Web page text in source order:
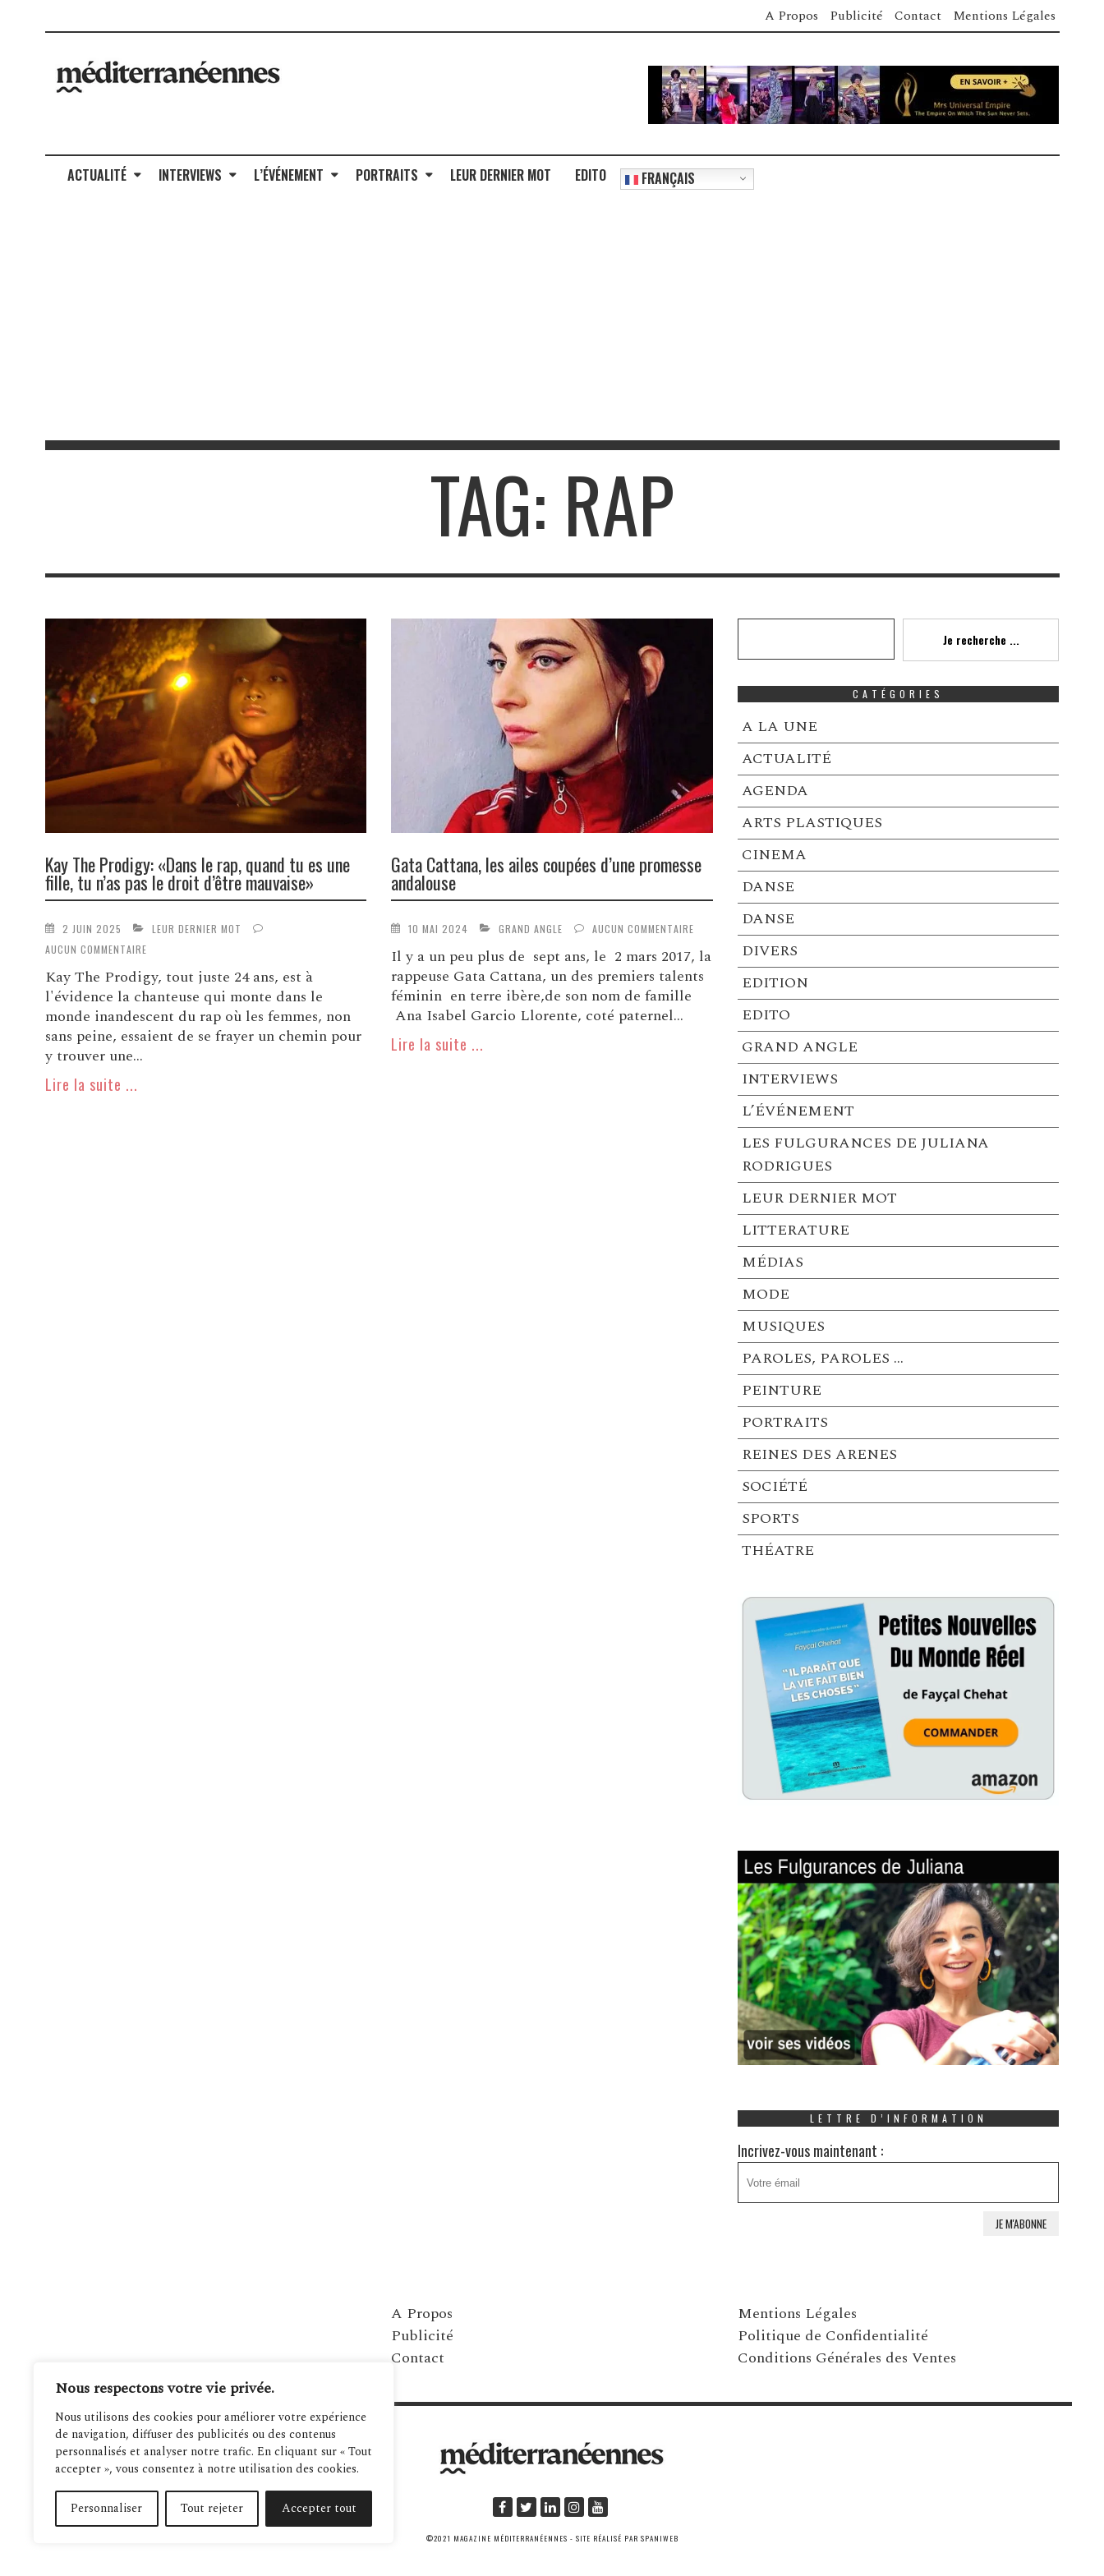
Nous respectons votre vie privée.
Nous utilisons des cookies pour améliorer votre expérience
de navigation, diffuser des publicités ou des contenus
personnalisés et analyser notre trafic. En cliquant sur « Tout
accepter », vous consentez à notre utilisation des cookies.
Personnaliser Tout rejeter Accepter tout
A Propos Publicité Contact Mentions Légales
ACTUALITÉ INTERVIEWS L’ÉVÉNEMENT PORTRAITS LEUR DERNIER MOT EDITO FRANÇAIS
TAG: RAP
Kay The Prodigy: «Dans le rap, quand tu es une
fille, tu n’as pas le droit d’être mauvaise»
2 JUIN 2025
LEUR DERNIER MOT
AUCUN COMMENTAIRE
Kay The Prodigy, tout juste 24 ans, est à
l'évidence la chanteuse qui monte dans le
monde inandescent du rap où les femmes, non
sans peine, essaient de se frayer un chemin pour
y trouver une...
Lire la suite ...
Gata Cattana, les ailes coupées d’une promesse
andalouse
10 MAI 2024 GRAND ANGLE AUCUN COMMENTAIRE
Il y a un peu plus de sept ans, le 2 mars 2017, la
rappeuse Gata Cattana, un des premiers talents
féminin en terre ibère,de son nom de famille
Ana Isabel Garcio Llorente, coté paternel...
Lire la suite ...
Je recherche ...
CATÉGORIES
A LA UNE
ACTUALITÉ
AGENDA
ARTS PLASTIQUES
CINEMA
DANSE
DANSE
DIVERS
EDITION
EDITO
GRAND ANGLE
INTERVIEWS
L’ÉVÉNEMENT
LES FULGURANCES DE JULIANA
RODRIGUES
LEUR DERNIER MOT
LITTERATURE
MÉDIAS
MODE
MUSIQUES
PAROLES, PAROLES …
PEINTURE
PORTRAITS
REINES DES ARENES
SOCIÉTÉ
SPORTS
THÉATRE
LETTRE D’INFORMATION
Incrivez-vous maintenant :
A Propos
Publicité
Contact
Mentions Légales
Politique de Confidentialité
Conditions Générales des Ventes
©2021 MAGAZINE MÉDITERRANÉENNES - SITE RÉALISÉ PAR SPANIWEB